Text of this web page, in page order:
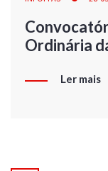
Ordinária
Ler mais